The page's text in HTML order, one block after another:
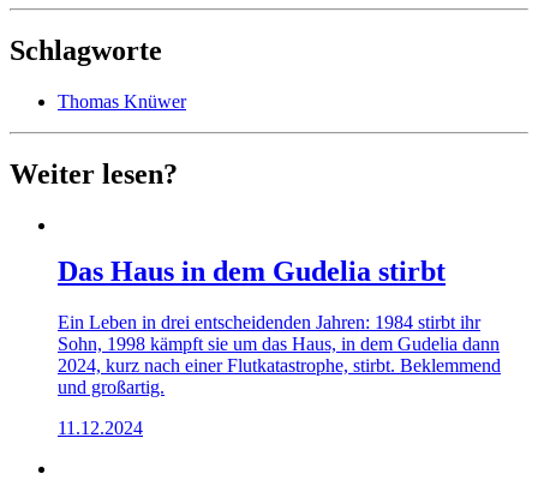
Schlagworte
Thomas Knüwer
Weiter lesen?
Das Haus in dem Gudelia stirbt
Ein Leben in drei entscheidenden Jahren: 1984 stirbt ihr
Sohn, 1998 kämpft sie um das Haus, in dem Gudelia dann
2024, kurz nach einer Flutkatastrophe, stirbt. Beklemmend
und großartig.
11.12.2024